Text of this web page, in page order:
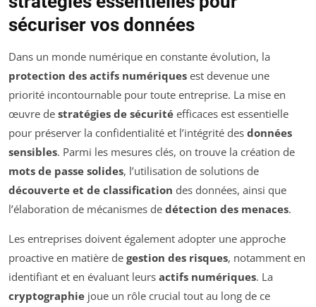
sécuriser vos données
Dans un monde numérique en constante évolution, la
protection des actifs numériques est devenue une
priorité incontournable pour toute entreprise. La mise en
œuvre de stratégies de sécurité efficaces est essentielle
pour préserver la confidentialité et l’intégrité des données
sensibles. Parmi les mesures clés, on trouve la création de
mots de passe solides, l’utilisation de solutions de
découverte et de classification des données, ainsi que
l’élaboration de mécanismes de détection des menaces.
Les entreprises doivent également adopter une approche
proactive en matière de gestion des risques, notamment en
identifiant et en évaluant leurs actifs numériques. La
cryptographie joue un rôle crucial tout au long de ce